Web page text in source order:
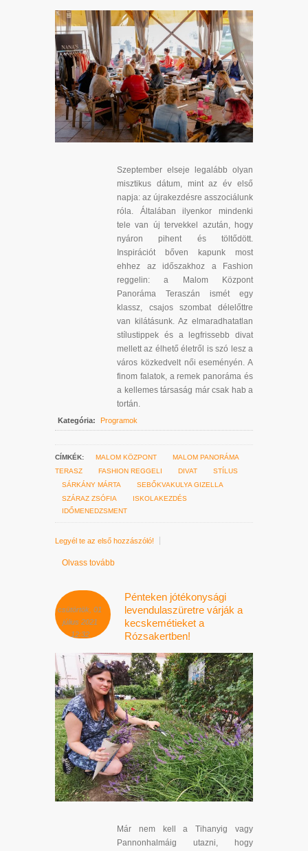
Szeptember elseje legalább olyan
misztikus dátum, mint az év első
napja: az újrakezdésre asszociálunk
róla. Általában ilyenkor mindenki
tele van új tervekkel azután, hogy
nyáron pihent és töltődött.
Inspirációt bőven kapunk most
ehhez az időszakhoz a Fashion
reggelin: a Malom Központ
Panoráma Teraszán ismét egy
klassz, csajos szombat délelőttre
van kilátásunk. Az elmaradhatatlan
stílustippek és a legfrissebb divat
mellett az élhető életről is szó lesz a
város közkedvelt női eseményén. A
finom falatok, a remek panoráma és
a kellemes társaság már csak hab a
tortán.
Kategória: Programok
CÍMKÉK: MALOM KÖZPONT
MALOM PANORÁMA
TERASZ
FASHION REGGELI DIVAT
STÍLUS
SÁRKÁNY MÁRTA
SEBŐKVAKULYA GIZELLA
SZÁRAZ ZSÓFIA
ISKOLAKEZDÉS
IDŐMENEDZSMENT
Legyél te az első hozzászóló!
Olvass tovább
csütörtök, 01
július 2021
12:32
Pénteken jótékonysági
levendulaszüretre várják a
kecskemétieket a
Rózsakertben!
Már nem kell a Tihanyig vagy
Pannonhalmáig utazni, hogy